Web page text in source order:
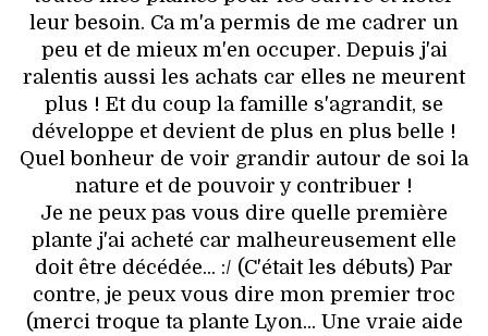
leur besoin. Ca m'a permis de me cadrer un
peu et de mieux m'en occuper. Depuis j'ai
ralentis aussi les achats car elles ne meurent
plus ! Et du coup la famille s'agrandit, se
développe et devient de plus en plus belle !
Quel bonheur de voir grandir autour de soi la
nature et de pouvoir y contribuer !
Je ne peux pas vous dire quelle première
plante j'ai acheté car malheureusement elle
doit être décédée... :/ (C'était les débuts) Par
contre, je peux vous dire mon premier troc
(merci troque ta plante Lyon... Une vraie aide